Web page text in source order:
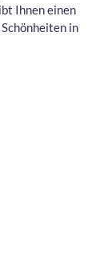
Ihnen einen
in